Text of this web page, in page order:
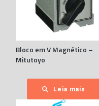
Bloco em V Magnético –
Mitutoyo
Leia mais